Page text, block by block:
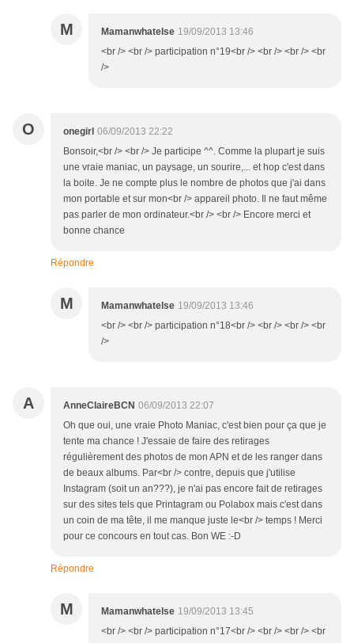
M Mamanwhatelse 19/09/2013 13:46
<br /> <br /> participation n°19<br /> <br /> <br /> <br
/>
O onegirl 06/09/2013 22:22
Bonsoir,<br /> <br /> Je participe ^^. Comme la plupart je suis
une vraie maniac, un paysage, un sourire,... et hop c'est dans
la boite. Je ne compte plus le nombre de photos que j'ai dans
mon portable et sur mon<br /> appareil photo. Il ne faut même
pas parler de mon ordinateur.<br /> <br /> Encore merci et
bonne chance
Répondre
M Mamanwhatelse 19/09/2013 13:46
<br /> <br /> participation n°18<br /> <br /> <br /> <br
/>
A AnneClaireBCN 06/09/2013 22:07
Oh que oui, une vraie Photo Maniac, c'est bien pour ça que je
tente ma chance ! J'essaie de faire des retirages
régulièrement des photos de mon APN et de les ranger dans
de beaux albums. Par<br /> contre, depuis que j'utilise
Instagram (soit un an???), je n'ai pas encore fait de retirages
sur des sites tels que Printagram ou Polabox mais c'est dans
un coin de ma tête, il me manque juste le<br /> temps ! Merci
pour ce concours en tout cas. Bon WE :-D
Répondre
M Mamanwhatelse 19/09/2013 13:45
<br /> <br /> participation n°17<br /> <br /> <br /> <br